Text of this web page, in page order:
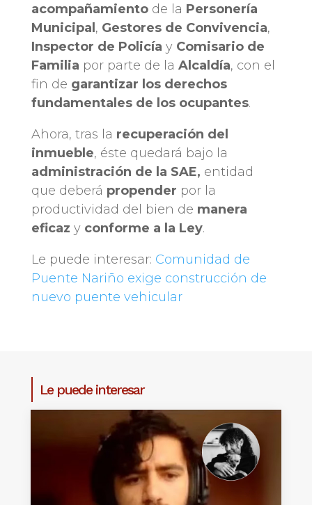
acompañamientode la Personería
Municipal, Gestores de Convivencia,
Inspector de Policía y Comisario de
Familia por parte de la Alcaldía, con el
fin de garantizar los derechos
fundamentales de los ocupantes.
Ahora, tras la recuperación del
inmueble, éste quedará bajo la
administración de la SAE, entidad
que deberá propender por la
productividad del bien de manera
eficaz y conforme a la Ley.
Le puede interesar: Comunidad de
Puente Nariño exige construcción de
nuevo puente vehicular
Le puede interesar